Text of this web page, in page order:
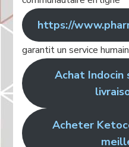
https://
garantit un service
Achat Indocin
Acheter